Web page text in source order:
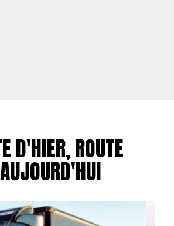
D'HIER, ROUTE